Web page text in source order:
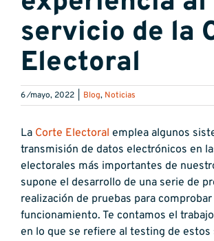
servicio de la
Electoral
6 ⁄mayo, 2022 Blog, Noticias
La Corte Electoral emplea algunos
transmisión de datos electrónicos en
electorales más importantes de
supone el desarrollo de una serie de
realización de pruebas para
funcionamiento. Te contamos el
en lo que se refiere al testing de estos